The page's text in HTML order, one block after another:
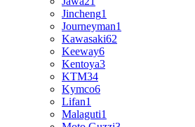
Jincheng1
Journeyman1
Kawasaki62
Keeway6
Kentoya3
KTM34
Kymco6
Lifan1
Malaguti1